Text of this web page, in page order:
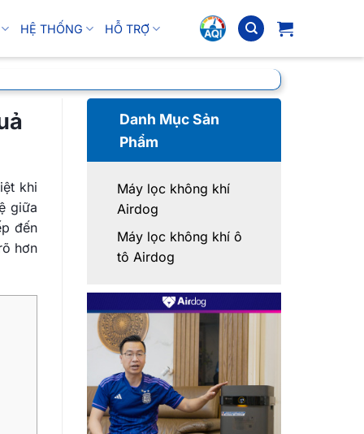
HỆ THỐNG HỖ TRỢ
khi
giữa
đến
hơn
Danh Mục Sản
Phẩm
Máy lọc không khí
Airdog
Máy lọc không khí ô
tô Airdog